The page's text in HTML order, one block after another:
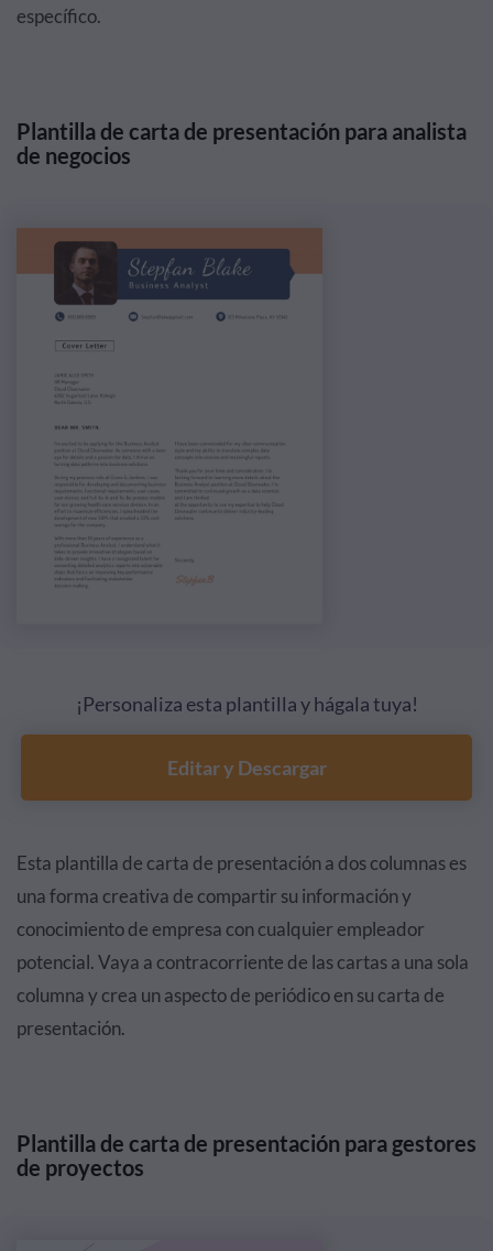
específico.
Plantilla de carta de presentación para analista
de negocios
¡Personaliza esta plantilla y hágala tuya!
Editar y Descargar
Esta plantilla de carta de presentación a dos columnas es
una forma creativa de compartir su información y
conocimiento de empresa con cualquier empleador
potencial. Vaya a contracorriente de las cartas a una sola
columna y crea un aspecto de periódico en su carta de
presentación.
Plantilla de carta de presentación para gestores
de proyectos